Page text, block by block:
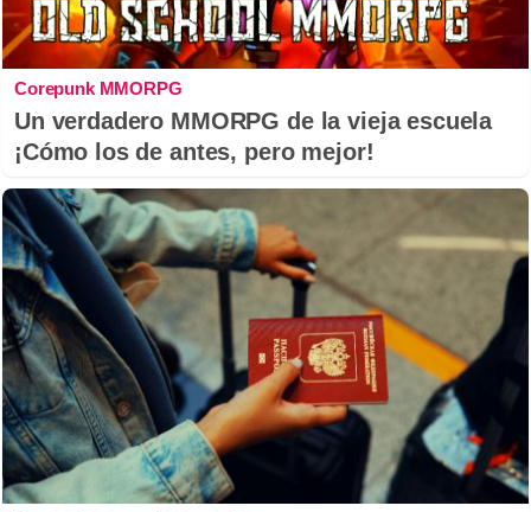
Corepunk MMORPG
Un verdadero MMORPG de la vieja escuela
¡Cómo los de antes, pero mejor!